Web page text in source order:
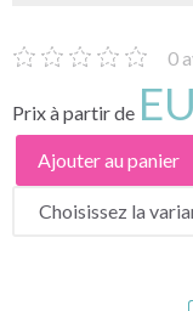
0
Prix à partir de
Ajouter au panier